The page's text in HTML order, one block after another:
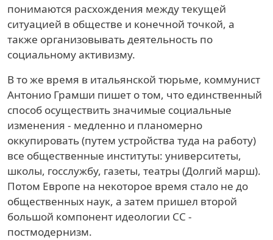
понимаются расхождения между текущей
ситуацией в обществе и конечной точкой, а
также организовывать деятельность по
социальному активизму.
В то же время в итальянской тюрьме, коммунист
Антонио Грамши пишет о том, что единственный
способ осуществить значимые социальные
изменения - медленно и планомерно
оккупировать (путем устройства туда на работу)
все общественные институты: университеты,
школы, госслужбу, газеты, театры (Долгий марш).
Потом Европе на некоторое время стало не до
общественных наук, а затем пришел второй
большой компонент идеологии СС -
постмодернизм.